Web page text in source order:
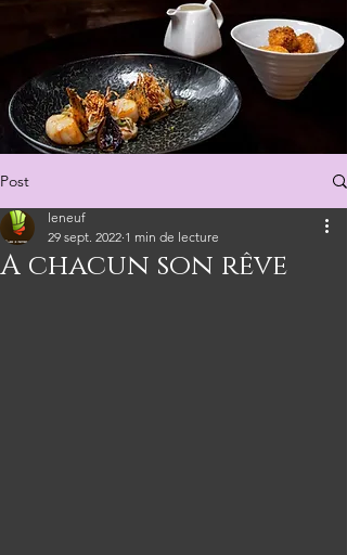
Post
A chacun son rêve
leneuf
29 sept. 2022 1 min de lecture